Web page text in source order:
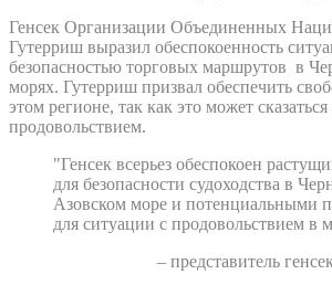
Генсек Организации Объединенных
Гутерриш выразил обеспокоенность
безопасностью торговых маршрутов в
морях. Гутерриш призвал обеспечить
этом регионе, так как это может
продовольствием.
"Генсек всерьез обеспокоен
для безопасности судоходства в
Азовском море и потенциальными
для ситуации с продовольствием в
– представитель